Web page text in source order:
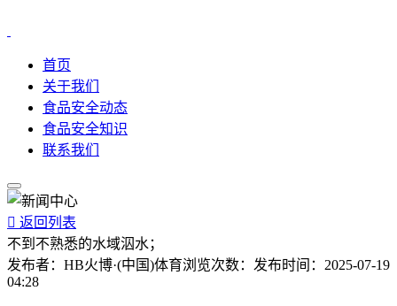
首页
关于我们
食品安全动态
食品安全知识
联系我们
 返回列表
不到不熟悉的水域泅水；
发布者： HB火博·(中国)体育浏览次数： 发布时间： 2025-07-19
04:28